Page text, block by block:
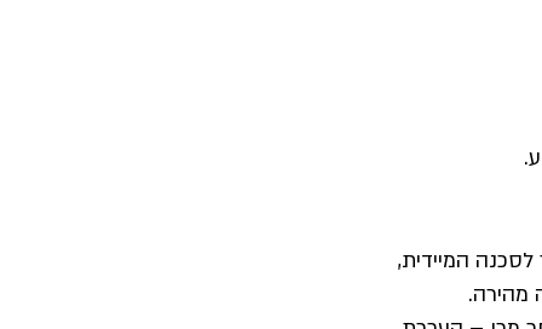
המיידית,
מהירה.